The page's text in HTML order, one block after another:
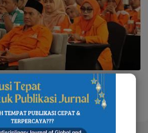
Partai, Partai Buruh Adakan Rapat
Evaluasi Kerja